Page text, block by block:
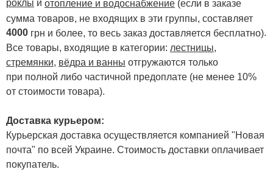
роклы и отопление и водоснабжение (если в заказе
сумма товаров, не входящих в эти группы, составляет
4000 грн и более, то весь заказ доставляется бесплатно).
Все товары, входящие в категории: лестницы,
стремянки, вёдра и ванны отгружаются только
при полной либо частичной предоплате (не менее 10%
от стоимости товара).
Доставка курьером:
Курьерская доставка осуществляется компанией "Новая
почта" по всей Украине. Стоимость доставки оплачивает
покупатель.